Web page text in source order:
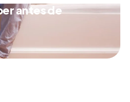
antes de